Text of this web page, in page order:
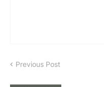
Previous Post